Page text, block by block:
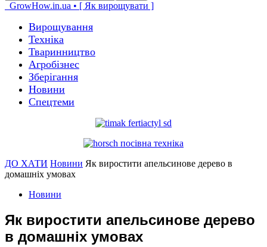
GrowHow.in.ua • [ Як вирощувати ]
Вирощування
Техніка
Тваринництво
Агробізнес
Зберігання
Новини
Спецтеми
ДО ХАТИ Новини Як виростити апельсинове дерево в
домашніх умовах
Новини
Як виростити апельсинове дерево
в домашніх умовах